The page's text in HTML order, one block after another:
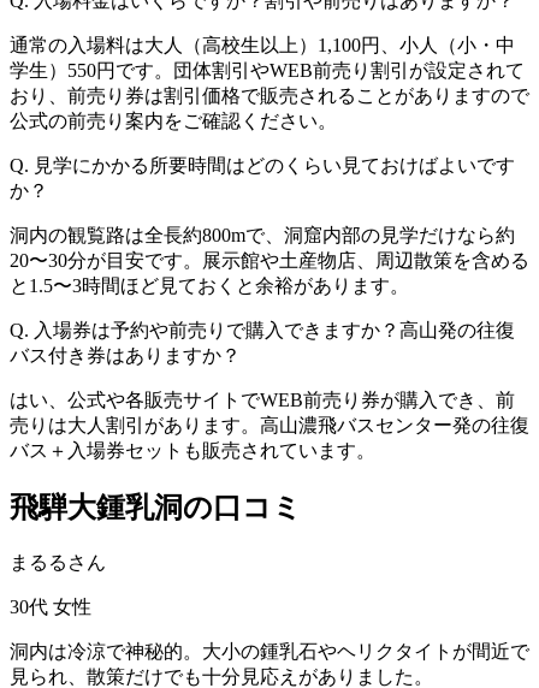
通常の入場料は大人（高校生以上）1,100円、小人（小・中
学生）550円です。団体割引やWEB前売り割引が設定されて
おり、前売り券は割引価格で販売されることがありますので
公式の前売り案内をご確認ください。
Q. 見学にかかる所要時間はどのくらい見ておけばよいです
か？
洞内の観覧路は全長約800mで、洞窟内部の見学だけなら約
20〜30分が目安です。展示館や土産物店、周辺散策を含める
と1.5〜3時間ほど見ておくと余裕があります。
Q. 入場券は予約や前売りで購入できますか？高山発の往復
バス付き券はありますか？
はい、公式や各販売サイトでWEB前売り券が購入でき、前
売りは大人割引があります。高山濃飛バスセンター発の往復
バス＋入場券セットも販売されています。
飛騨大鍾乳洞の口コミ
まるるさん
30代 女性
洞内は冷涼で神秘的。大小の鍾乳石やヘリクタイトが間近で
見られ、散策だけでも十分見応えがありました。